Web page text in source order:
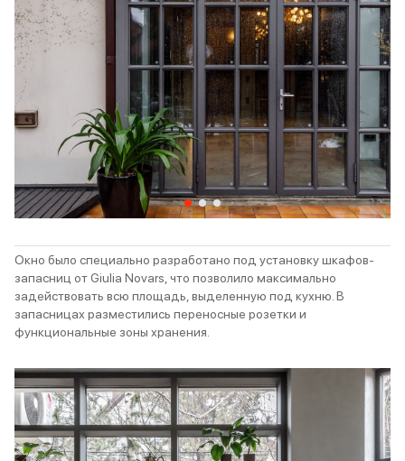
Окно было специально разработано под установку шкафов-
запасниц от Giulia Novars, что позволило максимально
задействовать всю площадь, выделенную под кухню. В
запасницах разместились переносные розетки и
функциональные зоны хранения.